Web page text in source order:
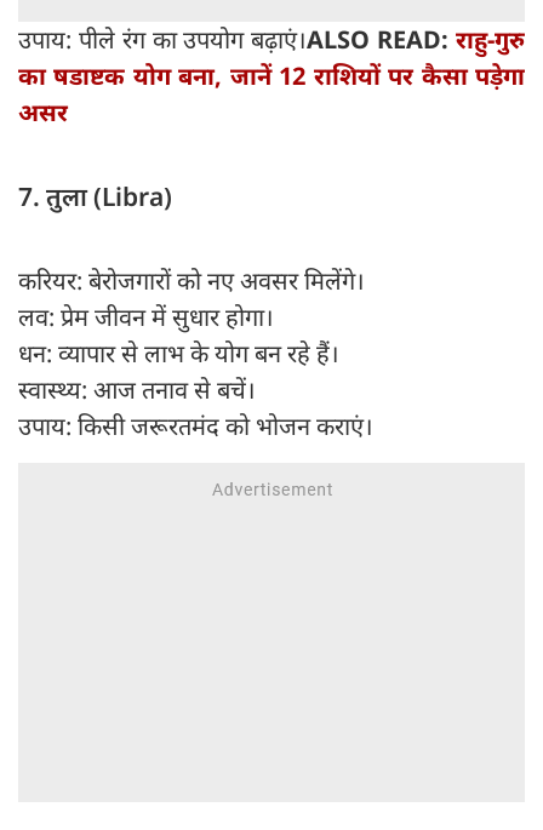
उपाय: पीले रंग का उपयोग बढ़ाएं।ALSO READ:राहु-गुरु
का षडाष्टक योग बना, जानें 12 राशियों पर कैसा पड़ेगा
असर
7. तुला (Libra)
करियर: बेरोजगारों को नए अवसर मिलेंगे।
लव: प्रेम जीवन में सुधार होगा।
धन: व्यापार से लाभ के योग बन रहे हैं।
स्वास्थ्य: आज तनाव से बचें।
उपाय: किसी जरूरतमंद को भोजन कराएं।